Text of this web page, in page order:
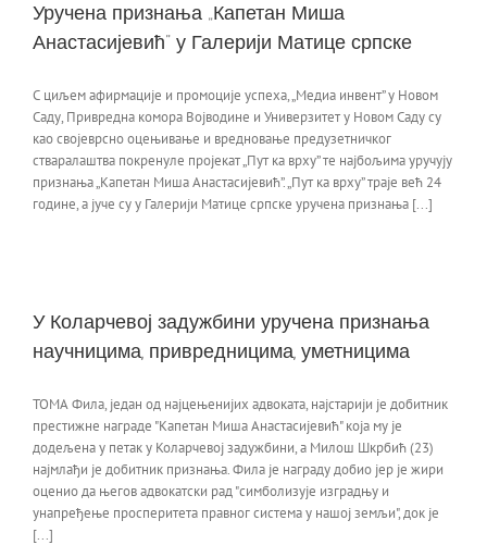
Уручена признања „Капетан Миша
Анастасијевић” у Галерији Матице српске
С циљем афирмације и промоције успеха, „Медиа инвент” у Новом
Саду, Привредна комора Војводине и Универзитет у Новом Саду су
као својеврсно оцењивање и вредновање предузетничког
стваралаштва покренуле пројекат „Пут ка врху” те најбољима уручују
признања „Капетан Миша Анастасијевић”. „Пут ка врху” траје већ 24
године, а јуче су у Галерији Матице српске уручена признања [...]
У Коларчевој задужбини уручена признања
научницима, привредницима, уметницима
ТОМА Фила, један од најцењенијих адвоката, најстарији је добитник
престижне награде "Капетан Миша Анастасијевић" која му је
додељена у петак у Коларчевој задужбини, а Милош Шкрбић (23)
најмлађи је добитник признања. Фила је награду добио јер је жири
оценио да његов адвокатски рад "симболизује изградњу и
унапређење просперитета правног система у нашој земљи", док је
[...]